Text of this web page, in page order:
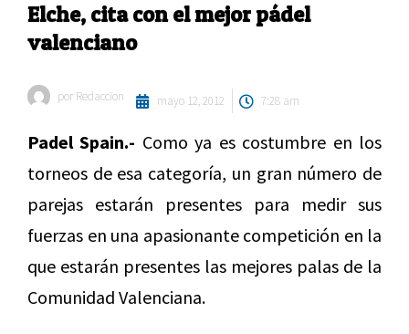
Elche, cita con el mejor pádel
valenciano
por Redaccion mayo 12, 2012 7:28 am
Padel Spain.- Como ya es costumbre en los
torneos de esa categoría, un gran número de
parejas estarán presentes para medir sus
fuerzas en una apasionante competición en la
que estarán presentes las mejores palas de la
Comunidad Valenciana.